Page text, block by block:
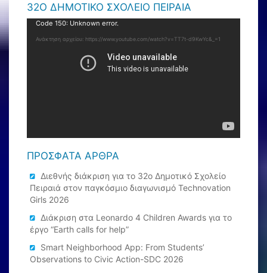
32Ο ΔΗΜΟΤΙΚΟ ΣΧΟΛΕΙΟ ΠΕΙΡΑΙΑ
Πρόγραμμα
Αναπαραγωγής
Code 150: Unknown error.
Ανάκτηση αρχείου: https://www.youtube.com/watch?v=TT7t-d9KwYc&_=1
ΠΡΌΣΦΑΤΑ ΆΡΘΡΑ
Διεθνής διάκριση για το 32ο Δημοτικό Σχολείο
Πειραιά στον παγκόσμιο διαγωνισμό Technovation
Girls 2026
Διάκριση στα Leonardo 4 Children Awards για το
έργο “Earth calls for help”
Smart Neighborhood App: From Students’
Observations to Civic Action-SDC 2026